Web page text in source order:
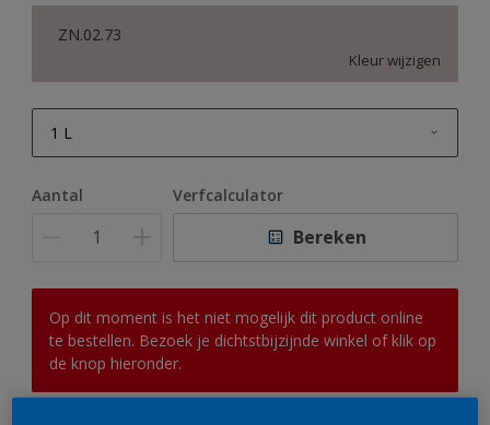
ZN.02.73
Kleur wijzigen
1 L
10 L
Aantal Verfcalculator
Bereken
Op dit moment is het niet mogelijk dit product online
te bestellen. Bezoek je dichtstbijzijnde winkel of klik op
de knop hieronder.